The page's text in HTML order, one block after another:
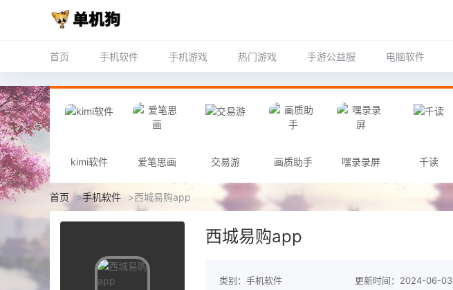
首页 手机软件 手机游戏 热门游戏 手游公益服 电脑软件
kimi软件 爱笔思画 交易游 画质助手 嘿录录屏 千读
首页 >手机软件 >西城易购app
西城易购app
类别：手机软件
更新时间：2024-06-03